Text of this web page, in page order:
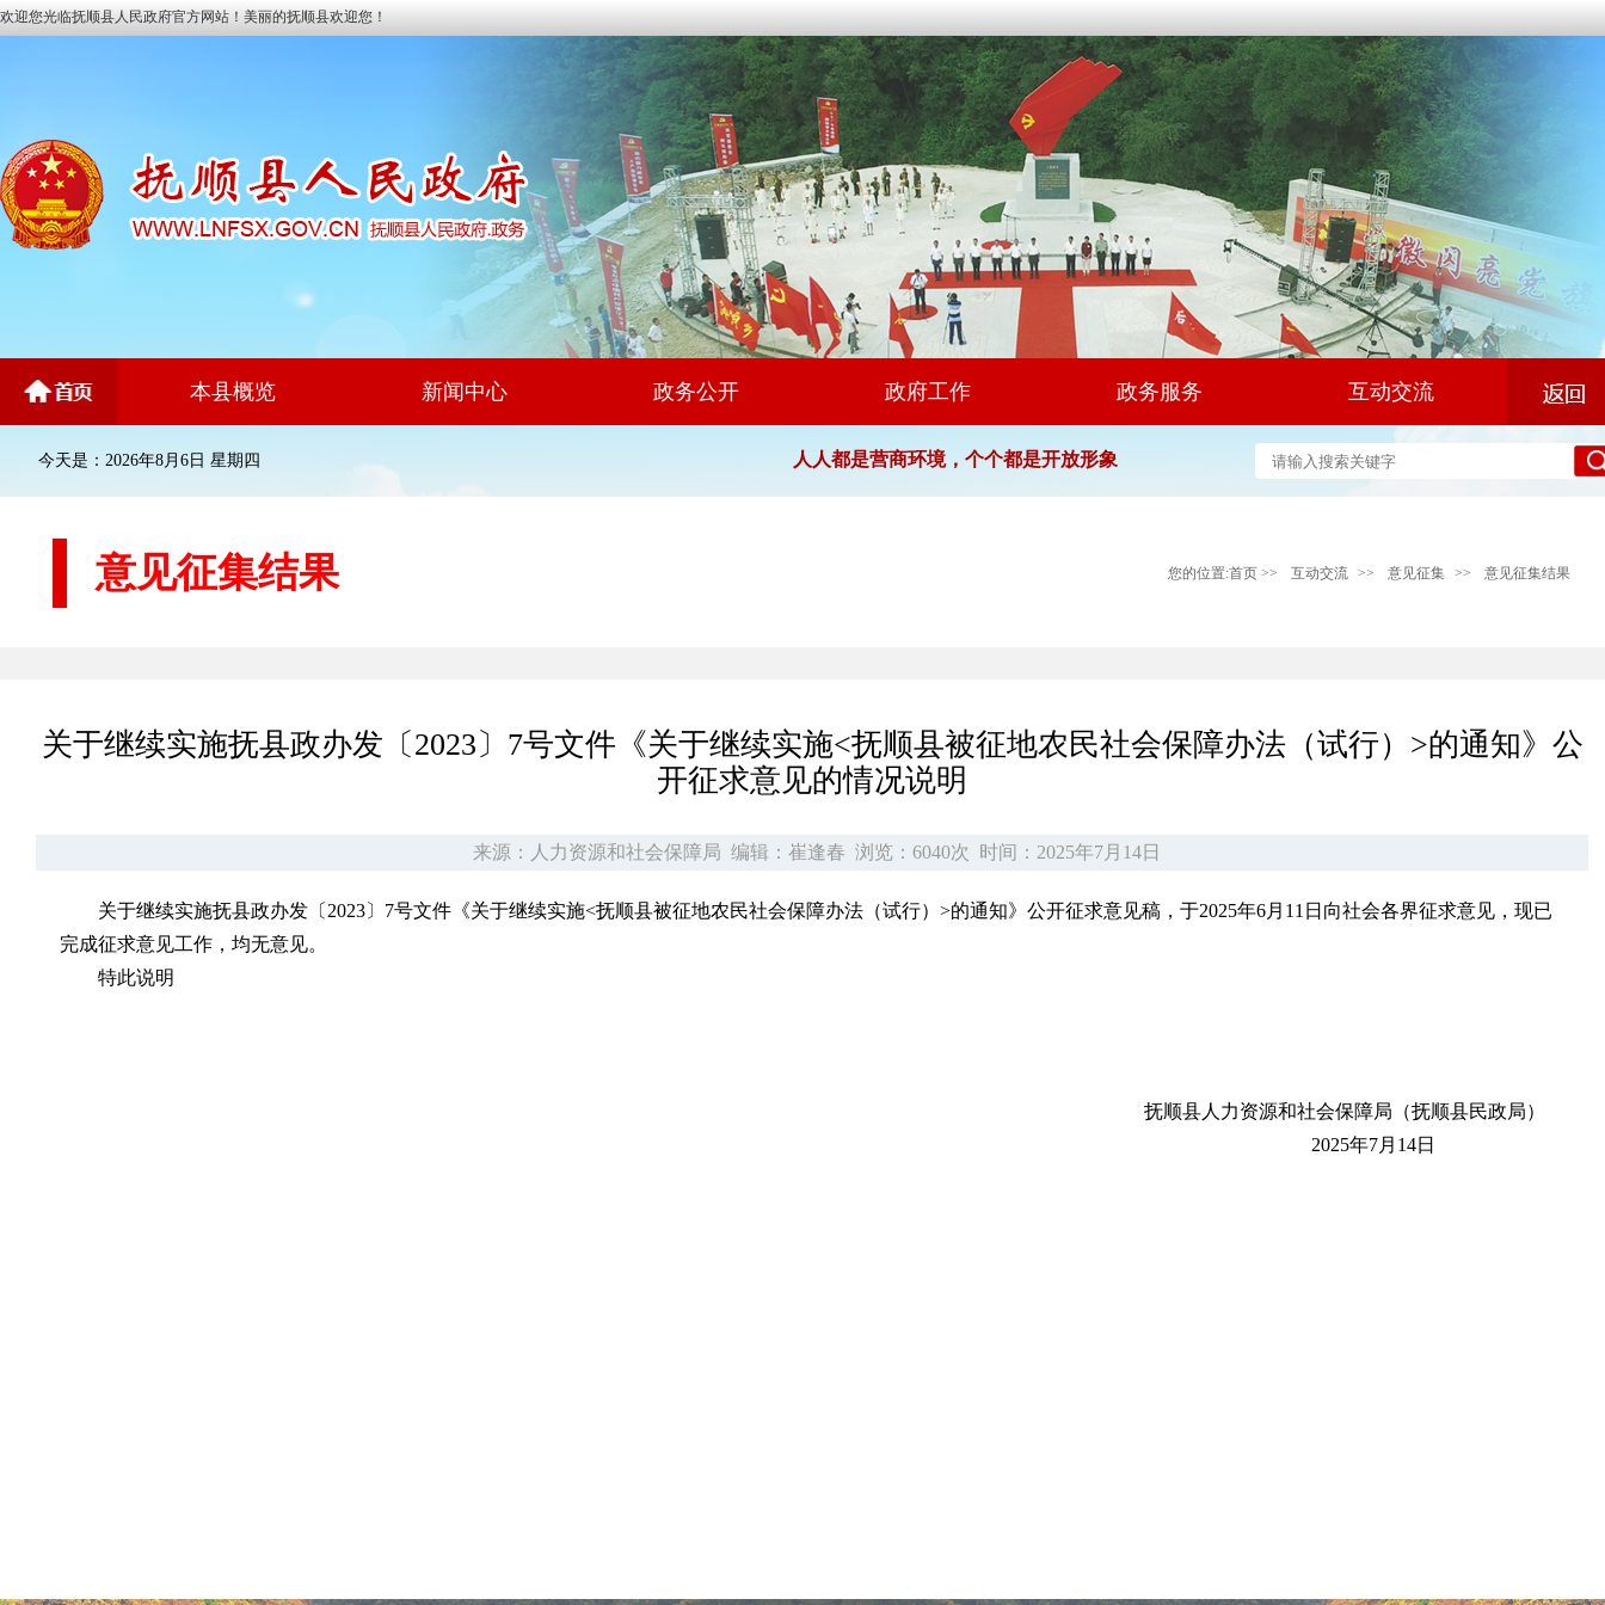
欢迎您光临抚顺县人民政府官方网站！美丽的抚顺县欢迎您！
本县概览 新闻中心 政务公开 政府工作 政务服务 互动交流
今天是：2026年8月6日 星期四 人人都是营商环境，个个都是开放形象
意见征集结果 您的位置:首页 >> 互动交流 >> 意见征集 >> 意见征集结果
关于继续实施抚县政办发〔2023〕7号文件《关于继续实施<抚顺县被征地农民社会保障办法（试行）>的通知》公
开征求意见的情况说明
来源：人力资源和社会保障局 编辑：崔逢春 浏览：6040次 时间：2025年7月14日
关于继续实施抚县政办发〔2023〕7号文件《关于继续实施<抚顺县被征地农民社会保障办法（试行）>的通知》公开征求意见稿，于2025年6月11日向社会各界征求意见，现已
完成征求意见工作，均无意见。
特此说明
抚顺县人力资源和社会保障局（抚顺县民政局）
2025年7月14日